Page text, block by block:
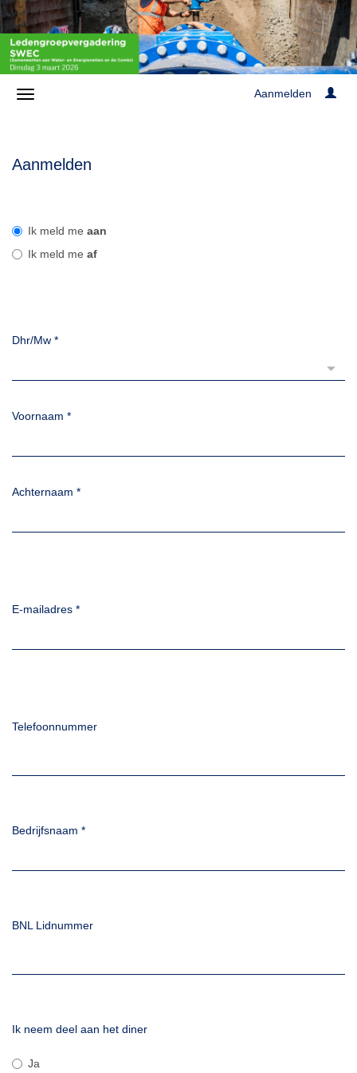
Aanmelden
Aanmelden
Ik meld me aan
Ik meld me af
Dhr/Mw *
Voornaam *
Achternaam *
E-mailadres *
Telefoonnummer
Bedrijfsnaam *
BNL Lidnummer
Ik neem deel aan het diner
Ja